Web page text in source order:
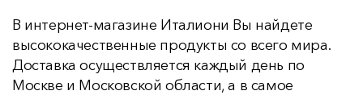
В интернет-магазине Италиони Вы найдете
высококачественные продукты со всего мира.
Доставка осуществляется каждый день по
Москве и Московской области, а в самое